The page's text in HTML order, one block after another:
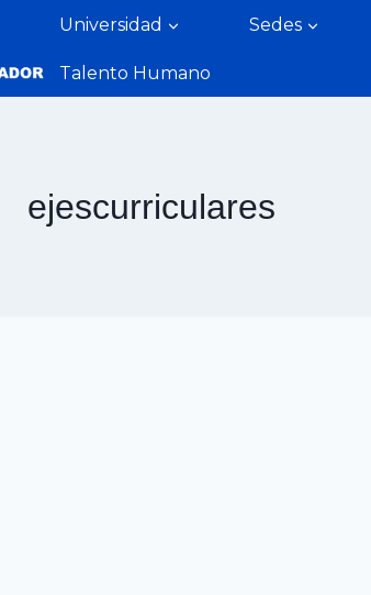
Universidad Sedes
Talento Humano
ejescurriculares